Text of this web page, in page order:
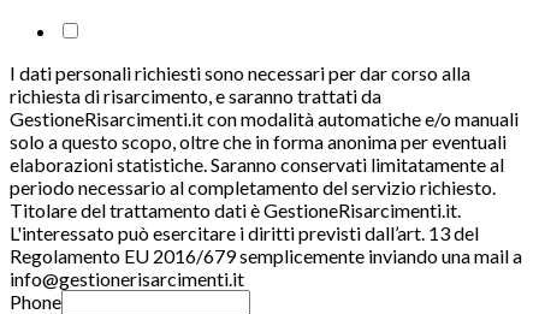
I dati personali richiesti sono necessari per dar corso alla
richiesta di risarcimento, e saranno trattati da
GestioneRisarcimenti.it con modalità automatiche e/o manuali
solo a questo scopo, oltre che in forma anonima per eventuali
elaborazioni statistiche. Saranno conservati limitatamente al
periodo necessario al completamento del servizio richiesto.
Titolare del trattamento dati è GestioneRisarcimenti.it.
L'interessato può esercitare i diritti previsti dall’art. 13 del
Regolamento EU 2016/679 semplicemente inviando una mail a
info@gestionerisarcimenti.it
Phone